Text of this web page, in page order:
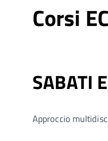
Corsi
SABATI
Approccio